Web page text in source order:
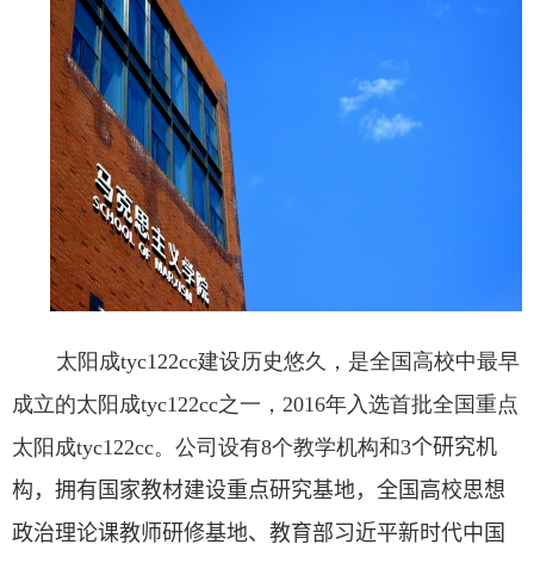
太阳成tyc122cc建设历史悠久，是全国高校中最早
成立的太阳成tyc122cc之一， 2016年入选首批全国重点
太阳成tyc122cc。公司设有8个教学机构和3个研究机
构，拥有 国家教材建设重点研究基地，全国高校思想
政治理论课教师研修基地、教育部习近平新时代中国